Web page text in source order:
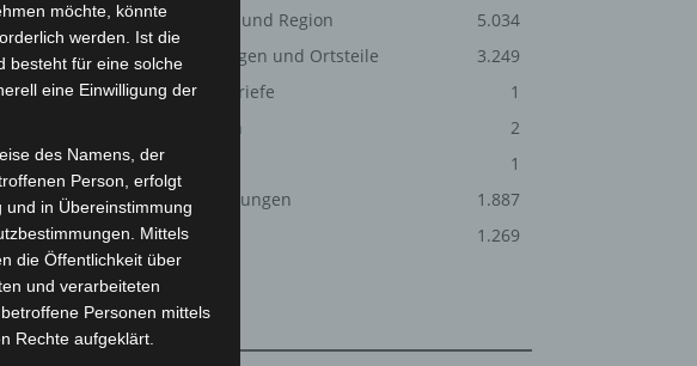
Wheels
und
Hannover und Region
5.034
Langenhagen und Ortsteile
3.249
Leserbriefe
1
Menschen
2
Über uns
1
Veranstaltungen
1.887
Welt
1.269
möchte, könnte
werden. Ist die
besteht für eine solche
eine Einwilligung der
des Namens, der
Person, erfolgt
in Übereinstimmung
Mittels
die Öffentlichkeit über
und verarbeiteten
Personen mittels
Rechte aufgeklärt.